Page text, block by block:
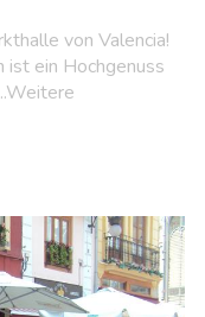
von Valencia!
ist ein Hochgenuss